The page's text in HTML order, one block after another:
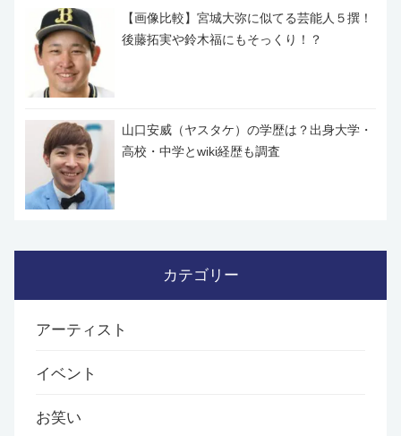
【画像比較】宮城大弥に似てる芸能人５撰！
後藤拓実や鈴木福にもそっくり！？
山口安威（ヤスタケ）の学歴は？出身大学・
高校・中学とwiki経歴も調査
カテゴリー
アーティスト
イベント
お笑い